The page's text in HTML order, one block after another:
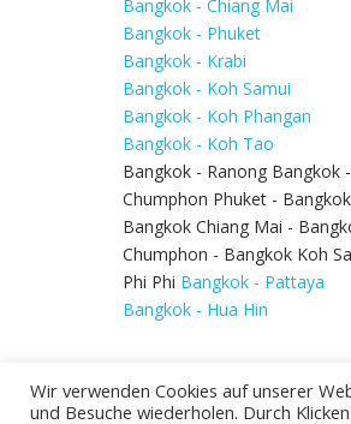
Bangkok - Chiang Mai
Bangkok - Phuket
Bangkok - Krabi
Bangkok - Koh Samui
Bangkok - Koh Phangan
Bangkok - Koh Tao
Bangkok - Ranong Bangkok -
Chumphon Phuket -
Bangkok Chiang Mai -
Chumphon - Bangkok Koh
Phi Phi Bangkok - Pattaya
Bangkok - Hua Hin
Wir verwenden Cookies auf unserer
und Besuche wiederholen. Durch